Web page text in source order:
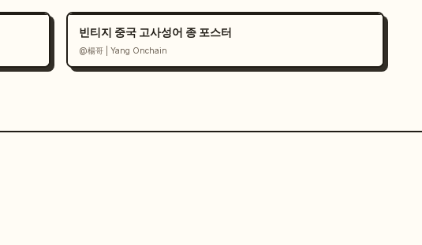
빈티지 중국 고사성어 종 포스터
@楊哥 | Yang Onchain